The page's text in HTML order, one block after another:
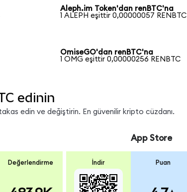
Aleph.im Token'dan renBTC'na
1 ALEPH eşittir 0,00000057 RENBTC
OmiseGO'dan renBTC'na
1 OMG eşittir 0,00000256 RENBTC
edinin
edin ve değiştirin. En güvenilir kripto cüzdanı.
Değerlendirme İndir
App Store
Puan